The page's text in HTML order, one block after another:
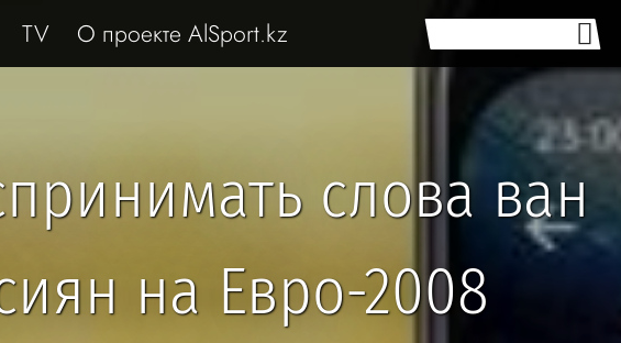
TV О проекте AlSport.kz
слова ван
на Евро-2008